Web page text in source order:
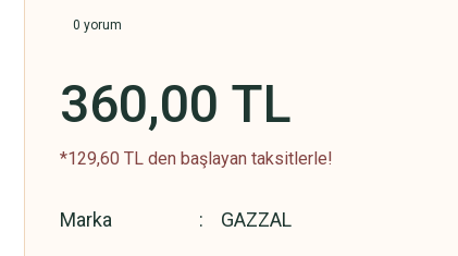
0 yorum
360,00 TL
*129,60 TL den başlayan taksitlerle!
Marka GAZZAL